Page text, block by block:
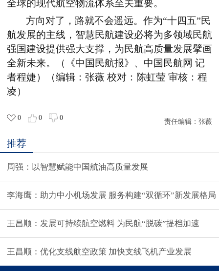
全球的现代航空物流体系至关重要。
方向对了，路就不会遥远。作为“十四五”民
航发展的主线，智慧民航建设必将为多领域民航
强国建设提供强大支撑，为民航高质量发展擘画
全新未来。（《中国民航报》、中国民航网 记
者程婕）（编辑：张薇 校对：陈虹莹 审核：程
凌）
0 0 0
责任编辑： 张薇
推荐
周强：以智慧赋能中国航油高质量发展
李海鹰：助力中小机场发展 服务构建“双循环”新发展格局
王昌顺：发展可持续航空燃料 为民航“脱碳”提档加速
王昌顺：优化支线航空政策 加快支线飞机产业发展